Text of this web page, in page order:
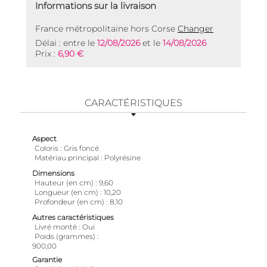
Informations sur la livraison
France métropolitaine hors Corse Changer
Délai : entre le 12/08/2026et le 14/08/2026
Prix : 6,90 €
CARACTÉRISTIQUES
Aspect
Coloris Gris foncé
Matériau principal
Polyrésine
Dimensions
Hauteur (en cm)
9,60
Longueur (en cm)
10,20
Profondeur (en cm)
8,10
Autres caractéristiques
Livré monté Oui
Poids (grammes)
900,00
Garantie